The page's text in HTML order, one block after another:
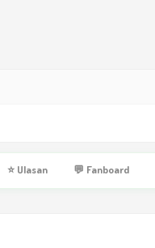
⭐ Ulasan 💬 Fanboard